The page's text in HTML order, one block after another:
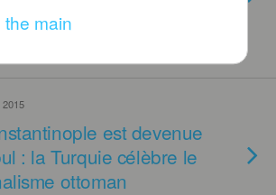
An : Happy New-Year’s
2015
est devenue
: la Turquie célèbre le
ottoman
the main